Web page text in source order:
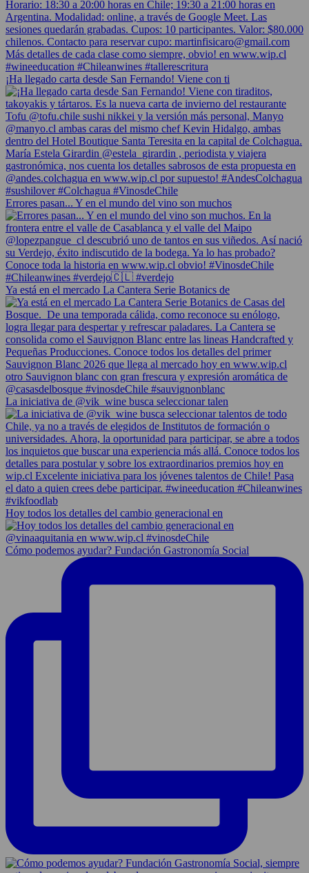
¡Ha llegado carta desde San Fernando! Viene con ti
Errores pasan... Y en el mundo del vino son muchos
Ya está en el mercado La Cantera Serie Botanics de
La iniciativa de @vik_wine busca seleccionar talen
Hoy todos los detalles del cambio generacional en
Cómo podemos ayudar? Fundación Gastronomía Social